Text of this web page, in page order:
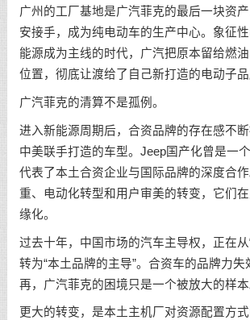
广州的工厂基地是广汽菲克的最后一块资
安接手，成为纯电动车的生产中心。象征
能源成为主线的时代，广汽把原本留给燃
位置，彻底让渡给了自己新打造的电动子品
广汽菲克的清算不是孤例。
进入新能源周期后，合资品牌的存在感不
中美联手打造的车型。Jeep国产化曾是一
代表了本土合资企业与国际品牌的深度合
重、电动化转型和用户审美的转变，它们
缘化。
过去十年，中国市场的汽车主导权，正在从
转为“本土品牌的主导”。合资车的品牌力失
再，广汽菲克的困境只是一个被放大的样本
更大的转变，是本土主机厂对资源配置方式